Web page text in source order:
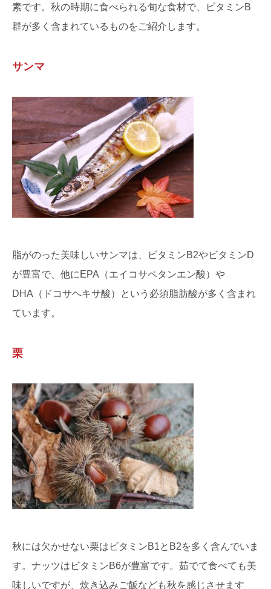
素です。秋の時期に食べられる旬な食材で、ビタミンB
群が多く含まれているものをご紹介します。
サンマ
脂がのった美味しいサンマは、ビタミンB2やビタミンD
が豊富で、他にEPA（エイコサペタンエン酸）や
DHA（ドコサヘキサ酸）という必須脂肪酸が多く含まれ
ています。
栗
秋には欠かせない栗はビタミンB1とB2を多く含んでいま
す。ナッツはビタミンB6が豊富です。茹でて食べても美
味しいですが、炊き込みご飯なども秋を感じさせます